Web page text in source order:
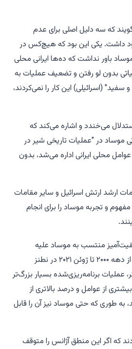
که سه دلیل اصلی برای عدم
داشت. یکی این بود که هیچ‌کس در
باور نداشت که ده‌ها ایرانی محلی
بدون لو رفتن و تضعیف عملیات به
سفید" (اسرائیلی) این کار را نمی‌کردند،
استدلال می‌خندد و اشاره می‌کند که
در "عملیات تاریخی شیر در
محلی ایرانی اداره می‌شد، بدون
ارشد ارتش اسرائیل و سایر مقامات
و تجربه موساد را برای انجام
منتسب به موساد علیه
تأسیسات هسته‌ای ایران از دهه ۲۰۰۰ تا ژوئن ۲۰۲۱ در نطنز
عملیات برنامه‌ریزی‌شده بسیار بزرگ‌تر
از عوامل و درصد بالاتری از
به طوری که حتی موساد نیز آن را قابل
که اگر این منطق آژانس را متوقف